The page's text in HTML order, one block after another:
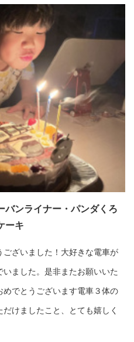
バンライナー・パンダくろ
ーキ
ざいました！大好きな電車が
ました。是非またお願いいた
めでとうございます電車３体の
けましたこと、とても嬉しく